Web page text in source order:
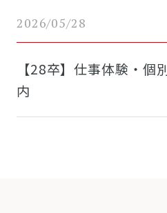
2026/05/28
【28卒】仕事体験・個
内